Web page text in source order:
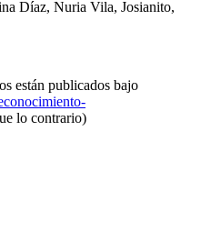
Díaz, Nuria Vila, Josianito,
están publicados bajo
lo contrario)